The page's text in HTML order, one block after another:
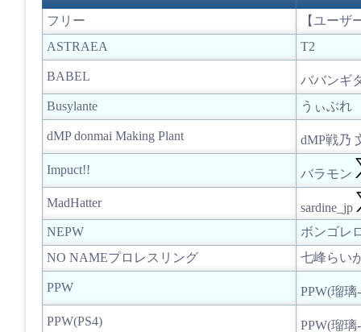
フリー
【ユーザ
ASTRAEA
T2
BABEL
ババンギ
Busylante
うぃぶれ
dMP donmai Making Plant dMP戦乃
Impuct!! バラモン
MadHatter
sardine_jp
NEPW
ボンゴレ
NO NAMEプロレスリング
七峰らい
PPW PPW(瑠璃
PPW(PS4) PPW(瑠璃